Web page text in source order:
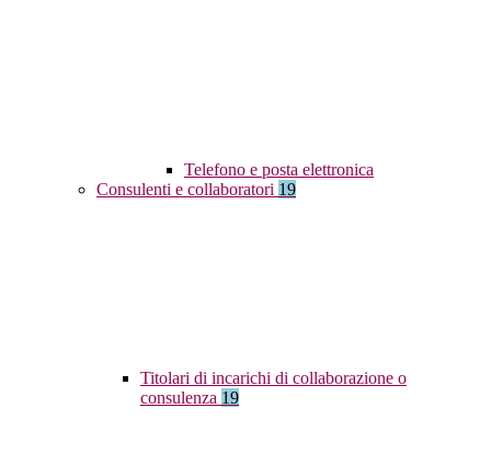
Telefono e posta elettronica
Consulenti e collaboratori 19
Titolari di incarichi di collaborazione o
consulenza 19